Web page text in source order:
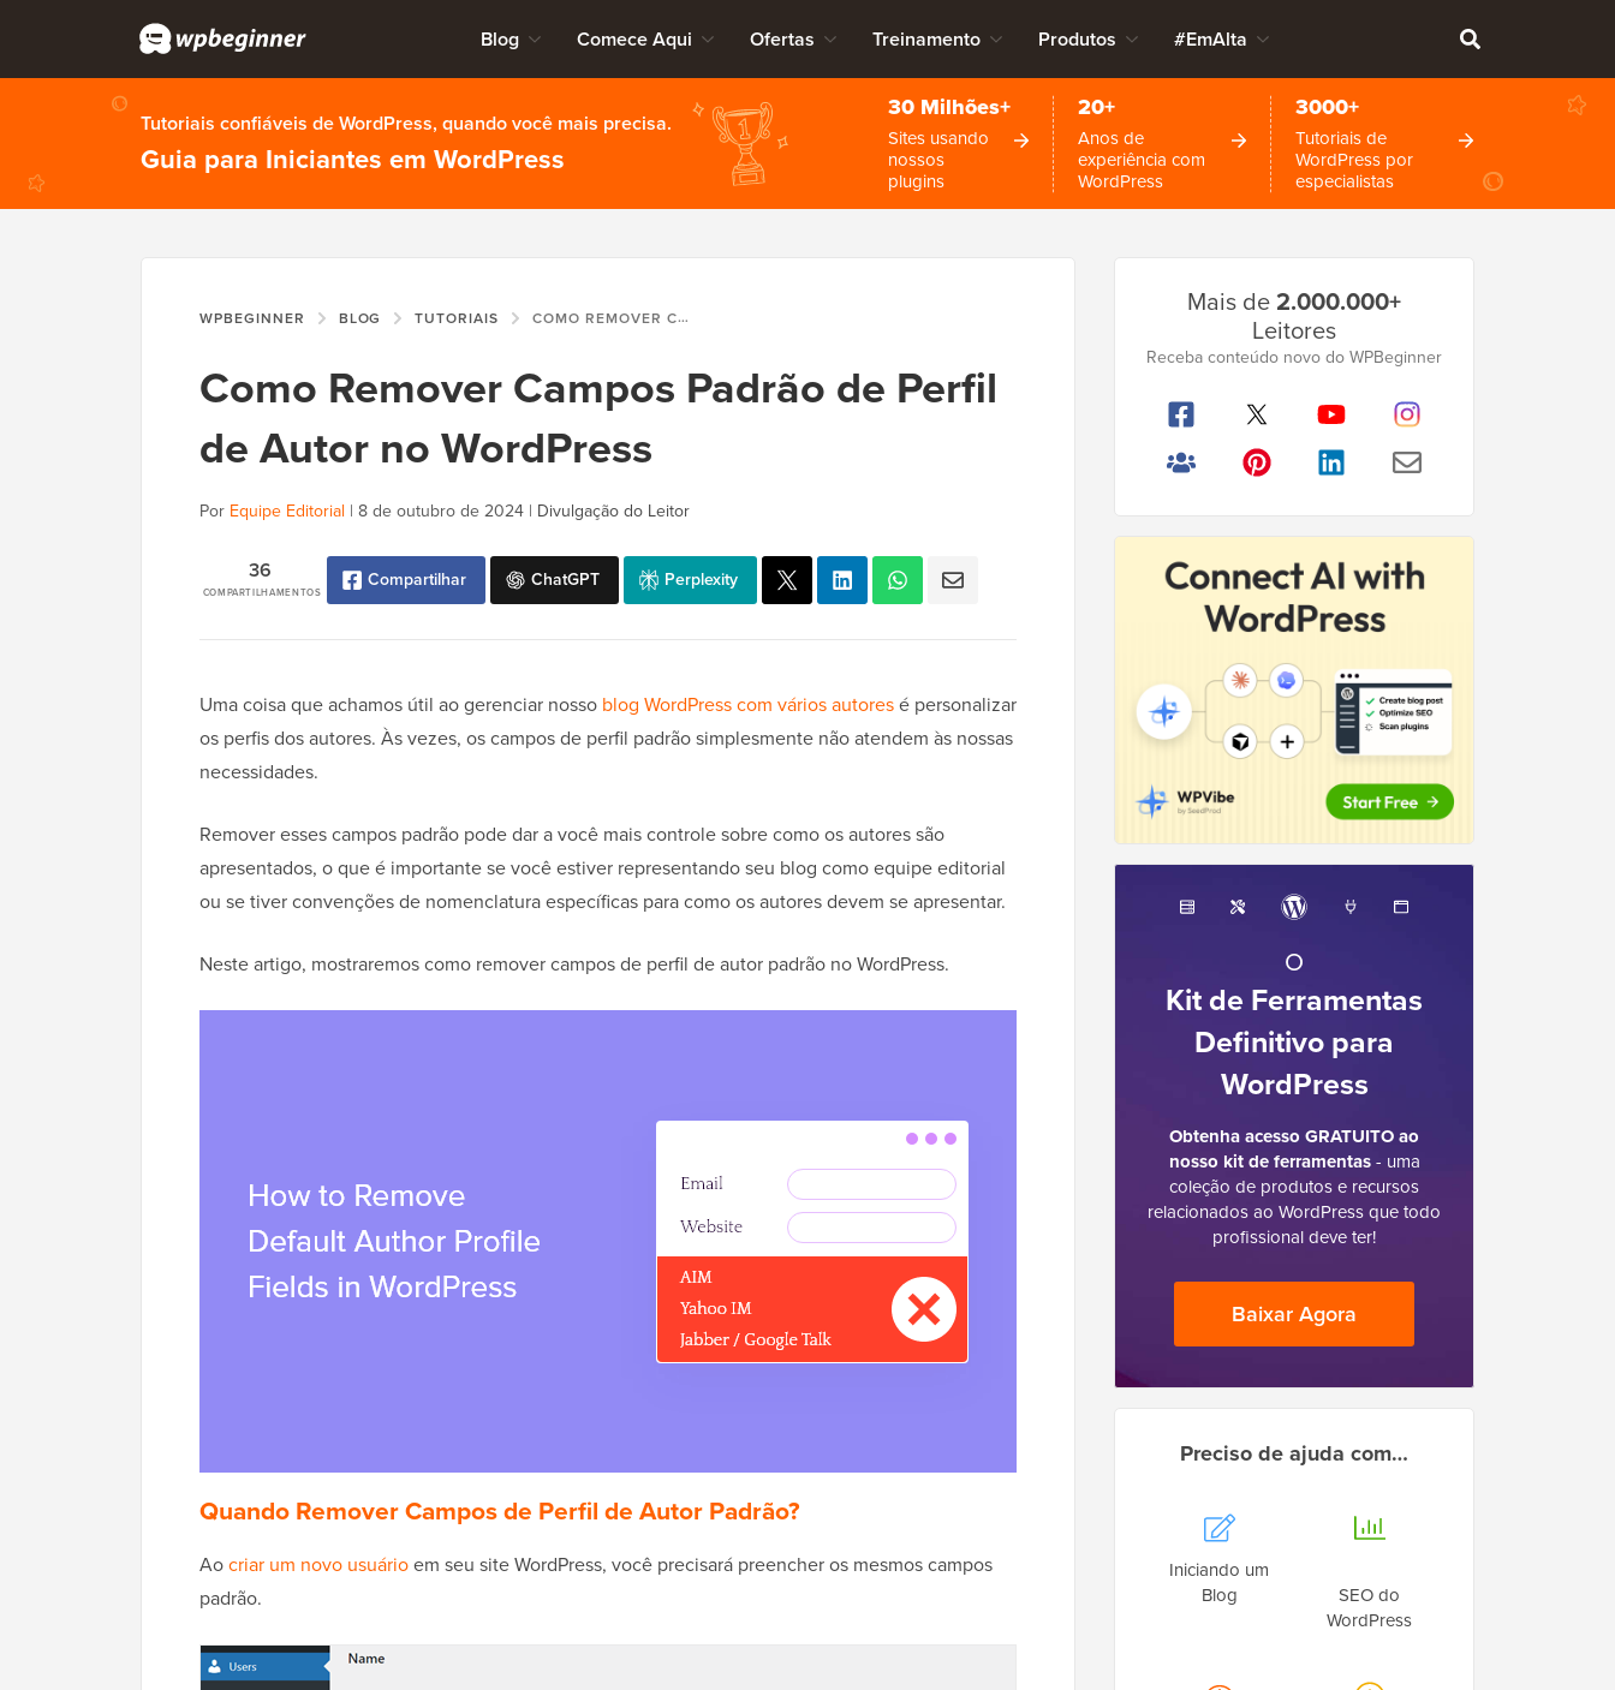
Blog Comece Aqui Ofertas Treinamento Produtos #EmAlta
Tutoriais confiáveis de WordPress, quando você mais precisa.
Guia para Iniciantes em WordPress
30 Milhões+
Sites usando
nossos
plugins
20+
Anos de
experiência com
WordPress
3000+
Tutoriais de
WordPress por
especialistas
WPBEGINNER BLOG TUTORIAIS COMO REMOVER CAMPOS PADRÃO DE PERFIL DE AUTOR NO WORDPRESS
Como Remover Campos Padrão de Perfil
de Autor no WordPress
Por Equipe Editorial | 8 de outubro de 2024 | Divulgação do Leitor
COMPARTILHAMENTOS
36 Compartilhar ChatGPT Perplexity
Uma coisa que achamos útil ao gerenciar nosso blog WordPress com vários autoresé personalizar
os perfis dos autores. Às vezes, os campos de perfil padrão simplesmente não atendem às nossas
necessidades.
Remover esses campos padrão pode dar a você mais controle sobre como os autores são
apresentados, o que é importante se você estiver representando seu blog como equipe editorial
ou se tiver convenções de nomenclatura específicas para como os autores devem se apresentar.
Neste artigo, mostraremos como remover campos de perfil de autor padrão no WordPress.
Quando Remover Campos de Perfil de Autor Padrão?
Aocriar um novo usuárioem seu site WordPress, você precisará preencher os mesmos campos
padrão.
Lateral
Principal
Mais de2.000.000+
Leitores
Receba conteúdo novo do WPBeginner
O
Kit de Ferramentas
Definitivo para
WordPress
Obtenha acesso GRATUITO ao
nosso kit de ferramentas- uma
coleção de produtos e recursos
relacionados ao WordPress que todo
profissional deve ter!
Baixar Agora
Preciso de ajuda com…
Iniciando um
Blog
SEO do
WordPress